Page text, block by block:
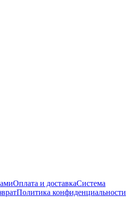
Оплата и доставкаСистема
Политика конфиденциальности